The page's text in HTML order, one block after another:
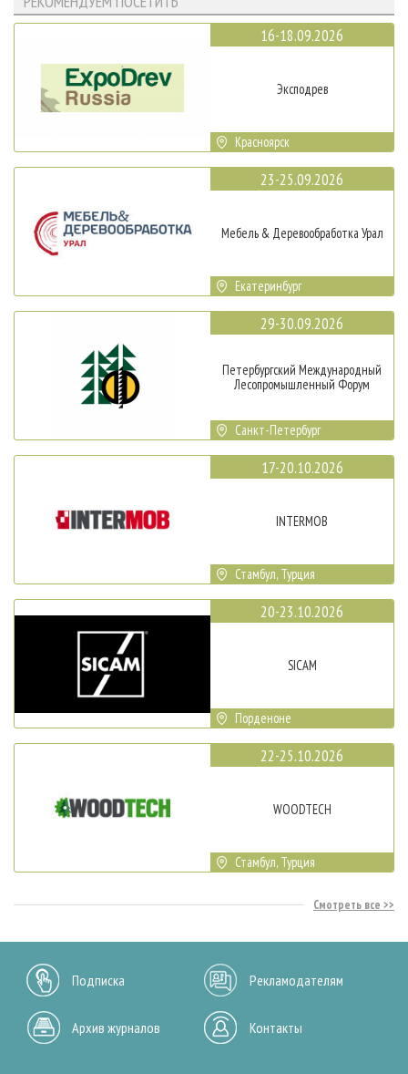
16-18.09.2026
Эксподрев
Красноярск
23-25.09.2026
Мебель & Деревообработка Урал
Екатеринбург
29-30.09.2026
Петербургский Международный
Лесопромышленный Форум
Санкт-Петербург
17-20.10.2026
INTERMOB
Стамбул, Турция
20-23.10.2026
SICAM
Порденоне
22-25.10.2026
WOODTECH
Стамбул, Турция
Смотреть все
Подписка Рекламодателям
Архив журналов Контакты